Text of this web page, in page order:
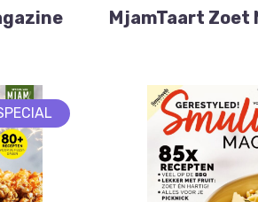
MjamTaart Zoet